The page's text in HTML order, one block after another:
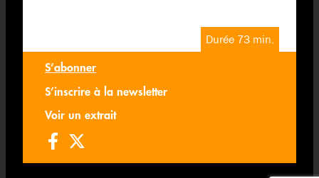
Durée 73 min.
S’abonner
S’inscrire à la newsletter
Voir un extrait